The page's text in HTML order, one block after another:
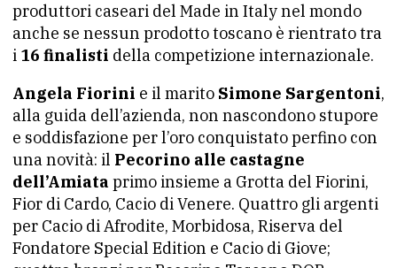
produttori caseari del Made in Italy nel mondo
anche se nessun prodotto toscano è rientrato tra
i 16 finalisti della competizione internazionale.
Angela Fiorini e il marito Simone Sargentoni,
alla guida dell’azienda, non nascondono stupore
e soddisfazione per l’oro conquistato perfino con
una novità: il Pecorino alle castagne
dell’Amiata primo insieme a Grotta del Fiorini,
Fior di Cardo, Cacio di Venere. Quattro gli argenti
per Cacio di Afrodite, Morbidosa, Riserva del
Fondatore Special Edition e Cacio di Giove;